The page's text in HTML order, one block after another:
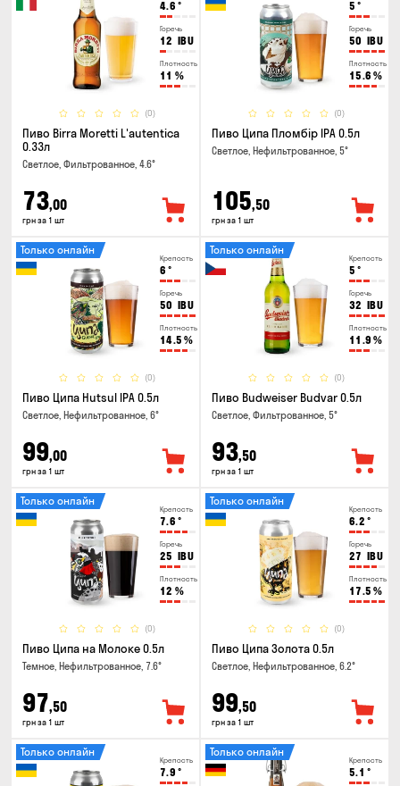
4.6 °
Горечь
12 IBU
Плотность
11 %
(0)
Пиво Birra Moretti L'autentica
0.33л
Светлое, Фильтрованное, 4.6°
73,00
грн за 1 шт
5 °
Горечь
50 IBU
Плотность
15.6 %
(0)
Пиво Ципа Пломбір IPA 0.5л
Светлое, Нефильтрованное, 5°
105,50
грн за 1 шт
Крепость
6 °
Горечь
50 IBU
Плотность
14.5 %
(0)
Только онлайн
Пиво Ципа Hutsul IPA 0.5л
Светлое, Нефильтрованное, 6°
99,00
грн за 1 шт
Крепость
5 °
Горечь
32 IBU
Плотность
11.9 %
(0)
Только онлайн
Пиво Budweiser Budvar 0.5л
Светлое, Фильтрованное, 5°
93,50
грн за 1 шт
Крепость
7.6 °
Горечь
25 IBU
Плотность
12 %
(0)
Только онлайн
Пиво Ципа на Молоке 0.5л
Темное, Нефильтрованное, 7.6°
97,50
грн за 1 шт
Крепость
6.2 °
Горечь
27 IBU
Плотность
17.5 %
(0)
Только онлайн
Пиво Ципа Золота 0.5л
Светлое, Нефильтрованное, 6.2°
99,50
грн за 1 шт
Крепость
7.9 °
Только онлайн
Крепость
5.1 °
Только онлайн